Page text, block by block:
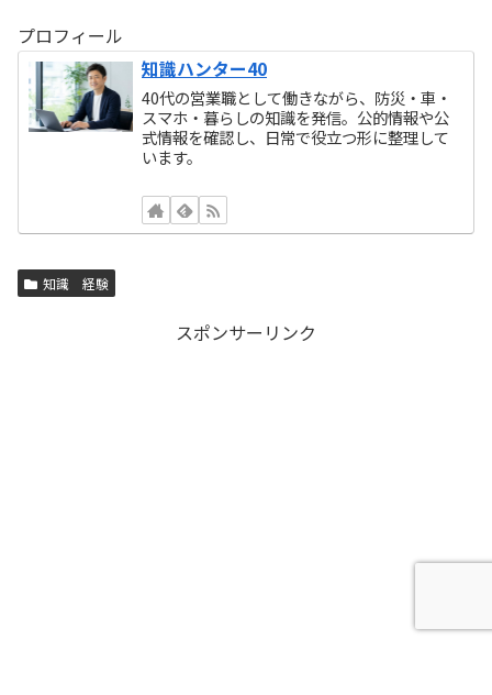
プロフィール
知識ハンター40
40代の営業職として働きながら、防災・車・
スマホ・暮らしの知識を発信。公的情報や公
式情報を確認し、日常で役立つ形に整理して
います。
知識 経験
スポンサーリンク